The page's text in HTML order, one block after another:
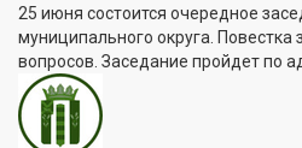
25 июня состоится очередное
муниципального округа. Повестка
вопросов. Заседание пройдет по